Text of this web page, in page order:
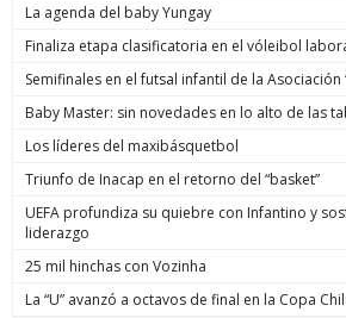
La agenda del baby Yungay
Finaliza etapa clasificatoria en el vóleibol
Semifinales en el futsal infantil de la Asociación
Baby Master: sin novedades en lo alto de las
Los líderes del maxibásquetbol
Triunfo de Inacap en el retorno del “basket”
UEFA profundiza su quiebre con Infantino y
liderazgo
25 mil hinchas con Vozinha
La “U” avanzó a octavos de final en la Copa